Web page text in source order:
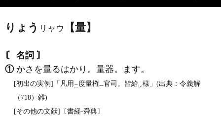
りょう リャウ 【量】
〘 名詞 〙
①かさを量るはかり。量器。ます。
[初出の実例]「凡用 二 度量権一官司。皆給レ様」(出典：令義解
（718）雑)
[その他の文献]〔書経‐舜典〕